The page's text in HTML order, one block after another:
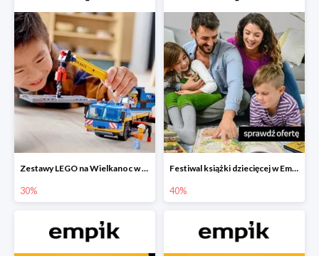
Zestawy LEGO na Wielkanoc w Empiku do -30%
30%
Festiwal książki dziecięcej w Empiku do -40%
40%